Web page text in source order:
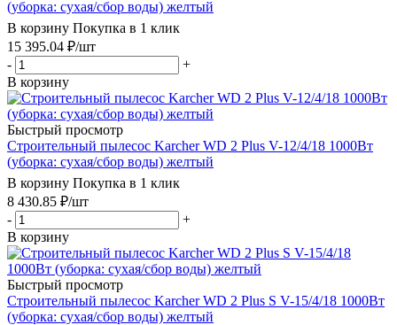
(уборка: сухая/сбор воды) желтый
В корзину Покупка в 1 клик
15 395.04 ₽/шт
-
+
В корзину
Быстрый просмотр
Строительный пылесос Karcher WD 2 Plus V-12/4/18 1000Вт
(уборка: сухая/сбор воды) желтый
В корзину Покупка в 1 клик
8 430.85 ₽/шт
-
+
В корзину
Быстрый просмотр
Строительный пылесос Karcher WD 2 Plus S V-15/4/18 1000Вт
(уборка: сухая/сбор воды) желтый